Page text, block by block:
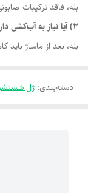
بله، فاقد ترکیبات
3) آیا نیاز به آب‌کشی دارد؟
بله، بعد از ماساژ
دسته‌بندی: ژل